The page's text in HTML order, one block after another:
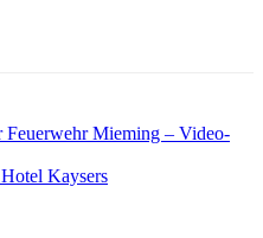
Feuerwehr Mieming – Video-
Kaysers